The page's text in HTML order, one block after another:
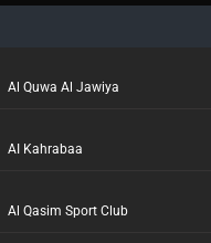
Al Quwa Al Jawiya
AI Kahrabaa
Al Qasim Sport Club